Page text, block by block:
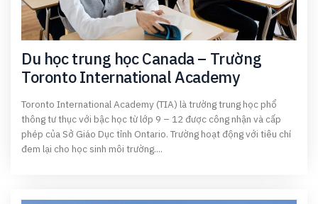
Du học trung học Canada – Trường
Toronto International Academy
Toronto International Academy (TIA) là trường trung học phổ
thông tư thục với bậc học từ lớp 9 – 12 được công nhận và cấp
phép của Sở Giáo Dục tỉnh Ontario. Trường hoạt động với tiêu chí
đem lại cho học sinh môi trường....